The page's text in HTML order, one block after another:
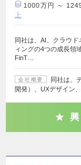
1000万円 ～
上
同社は、AI、クラウ
ィングの4つの成長領
FinT…
会社概要
同社は、
開発）、UXデザイン